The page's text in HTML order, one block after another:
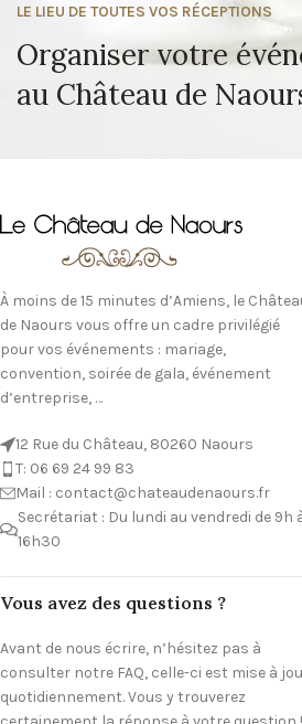
LE LIEU DE TOUTES VOS RÉCEPTIONS
Organiser votre
au Château de
À moins de 15 minutes d’Amiens, le
de Naours vous offre un cadre privilégié
pour vos événements : mariage,
convention, soirée de gala, événement
d’entreprise, …
12 Rue du Château, 80260 Naours
T: 06 69 24 99 83
Mail : contact@chateaudenaours.fr
Secrétariat : Du lundi au vendredi de 9h
16h30
Vous avez des questions ?
Avant de nous écrire, n’hésitez pas à
consulter notre FAQ, celle-ci est mise à
quotidiennement. Vous y trouverez